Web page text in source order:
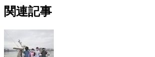
関連記事